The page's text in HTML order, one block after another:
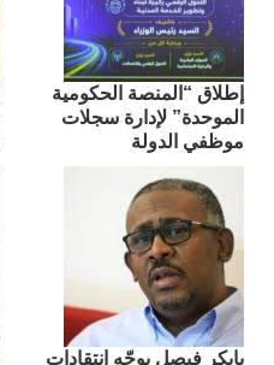
إطلاق “المنصة الحكومية
الموحدة” لإدارة سجلات
موظفي الدولة
بابكر فيصل يوجّه انتقادات